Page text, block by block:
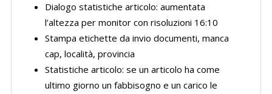
Dialogo statistiche articolo: aumentata
l’altezza per monitor con risoluzioni 16:10
Stampa etichette da invio documenti, manca
cap, località, provincia
Statistiche articolo: se un articolo ha come
ultimo giorno un fabbisogno e un carico le